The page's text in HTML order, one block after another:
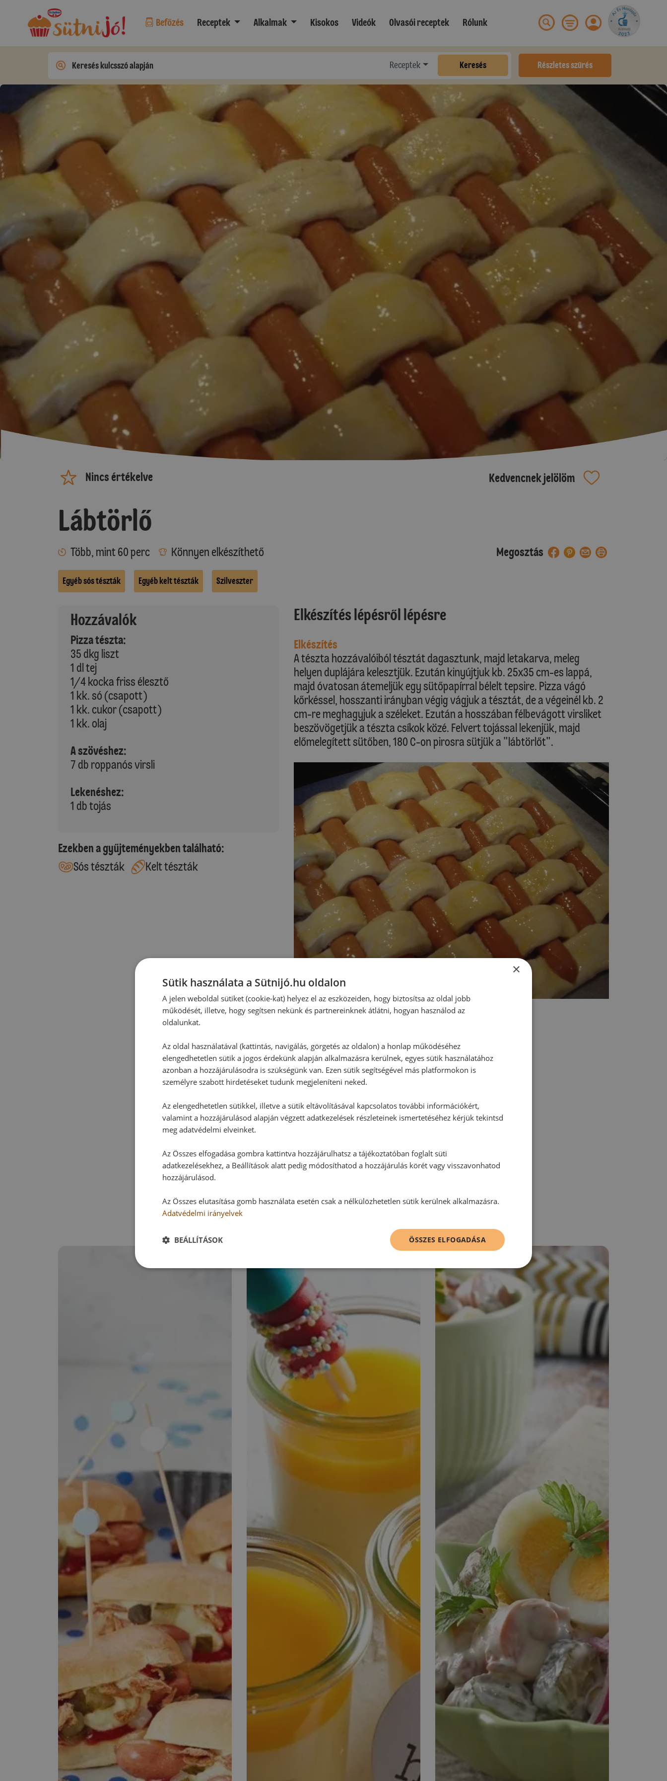
Befőzés Receptek Alkalmak Kisokos Videók Olvasói receptek Rólunk
Receptek Keresés Részletes szűrés
Nincs értékelve Kedvencnek jelölöm
Lábtörlő
Több, mint 60 perc Könnyen elkészíthető Megosztás
Egyéb sós tészták Egyéb kelt tészták Szilveszter
Hozzávalók
Pizza tészta:
35 dkg liszt
1 dl tej
1/4 kocka friss élesztő
1 kk. só (csapott)
1 kk. cukor (csapott)
1 kk. olaj
A szövéshez:
7 db roppanós virsli
Lekenéshez:
1 db tojás
Ezekben a gyűjteményekben található:
Sós tészták
Kelt tészták
Elkészítés lépésről lépésre
Elkészítés
A tészta hozzávalóiból tésztát dagasztunk, majd letakarva, meleg
helyen duplájára kelesztjük. Ezután kinyújtjuk kb. 25x35 cm-es lappá,
majd óvatosan átemeljük egy sütőpapírral bélelt tepsire. Pizza vágó
kőrkéssel, hosszanti irányban végig vágjuk a tésztát, de a végeinél kb. 2
cm-re meghagyjuk a széleket. Ezután a hosszában félbevágott virsliket
beszövögetjük a tészta csíkok közé. Felvert tojással lekenjük, majd
előmelegített sütőben, 180 C-on pirosra sütjük a "lábtörlőt".
Hozzászólások
Ehhez a recepthez még nem érkezett hozzászólás.
Hozzászólás írása
Vélemény írásához, kérjük,jelentkezz be!
RECEPTAJÁNLÓ
×
Sütik használata a Sütnijó.hu oldalon
A jelen weboldal sütiket (cookie-kat) helyez el az eszközeiden, hogy biztosítsa az oldal jobb
működését, illetve, hogy segítsen nekünk és partnereinknek átlátni, hogyan használod az
oldalunkat.
Az oldal használatával (kattintás, navigálás, görgetés az oldalon) a honlap működéséhez
elengedhetetlen sütik a jogos érdekünk alapján alkalmazásra kerülnek, egyes sütik használatához
azonban a hozzájárulásodra is szükségünk van. Ezen sütik segítségével más platformokon is
személyre szabott hirdetéseket tudunk megjeleníteni neked.
Az elengedhetetlen sütikkel, illetve a sütik eltávolításával kapcsolatos további információkért,
valamint a hozzájárulásod alapján végzett adatkezelések részleteinek ismertetéséhez kérjük tekintsd
meg adatvédelmi elveinket.
Az Összes elfogadása gombra kattintva hozzájárulhatsz a tájékoztatóban foglalt süti
adatkezelésekhez, a Beállítások alatt pedig módosíthatod a hozzájárulás körét vagy visszavonhatod
hozzájárulásod.
Az Összes elutasítása gomb használata esetén csak a nélkülözhetetlen sütik kerülnek alkalmazásra.
Adatvédelmi irányelvek
ÖSSZES ELFOGADÁSA
BEÁLLÍTÁSOK